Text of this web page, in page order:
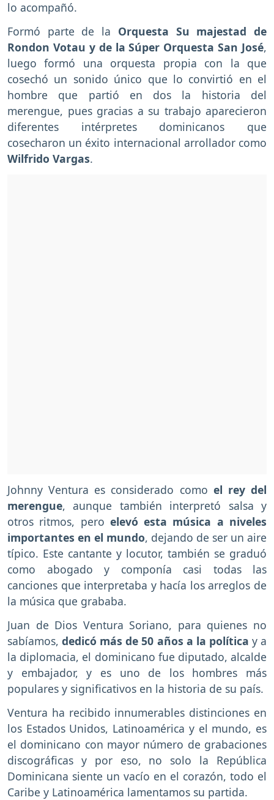
lo acompañó.
Formó parte de la Orquesta Su majestad de
Rondon Votau y de la Súper Orquesta San José,
luego formó una orquesta propia con la que
cosechó un sonido único que lo convirtió en el
hombre que partió en dos la historia del
merengue, pues gracias a su trabajo aparecieron
diferentes intérpretes dominicanos que
cosecharon un éxito internacional arrollador como
Wilfrido Vargas.
Johnny Ventura es considerado como el rey del
merengue, aunque también interpretó salsa y
otros ritmos, pero elevó esta música a niveles
importantes en el mundo, dejando de ser un aire
típico. Este cantante y locutor, también se graduó
como abogado y componía casi todas las
canciones que interpretaba y hacía los arreglos de
la música que grababa.
Juan de Dios Ventura Soriano, para quienes no
sabíamos,dedicó más de 50 años a la política y a
la diplomacia, el dominicano fue diputado, alcalde
y embajador, y es uno de los hombres más
populares y significativos en la historia de su país.
Ventura ha recibido innumerables distinciones en
los Estados Unidos, Latinoamérica y el mundo, es
el dominicano con mayor número de grabaciones
discográficas y por eso, no solo la República
Dominicana siente un vacío en el corazón, todo el
Caribe y Latinoamérica lamentamos su partida.